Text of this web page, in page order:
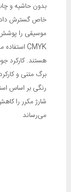
خاص گسترش
رنگی بر اساس
شارژ مکرر را
می‌رساند